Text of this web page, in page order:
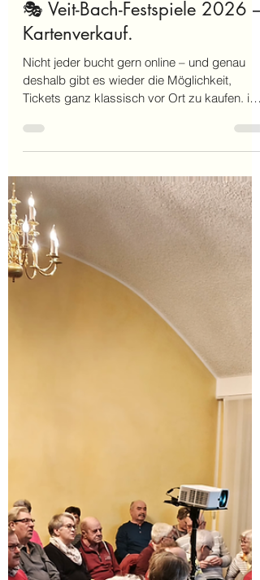
🎭 Veit-Bach-Festspiele 2026 –
Kartenverkauf.
Nicht jeder bucht gern online – und genau
deshalb gibt es wieder die Möglichkeit,
Tickets ganz klassisch vor Ort zu kaufen. im
Landhaus Studnitz! 🎟️🔥 Wechmar atmet
wieder Theaterluft – und wir freuen uns riesig,
euch heute offiziell die ersten Informationen
zu den Veit-Bach-Festspielen 2026 zu
verkünden! Nach dem überwältigenden
Erfolg unseres Sommertheaters (ihr habt das
Dorf zum Beben gebracht!) und den letzten